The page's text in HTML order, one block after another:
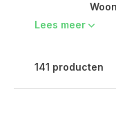
Woonen
Lees meer
141 producten